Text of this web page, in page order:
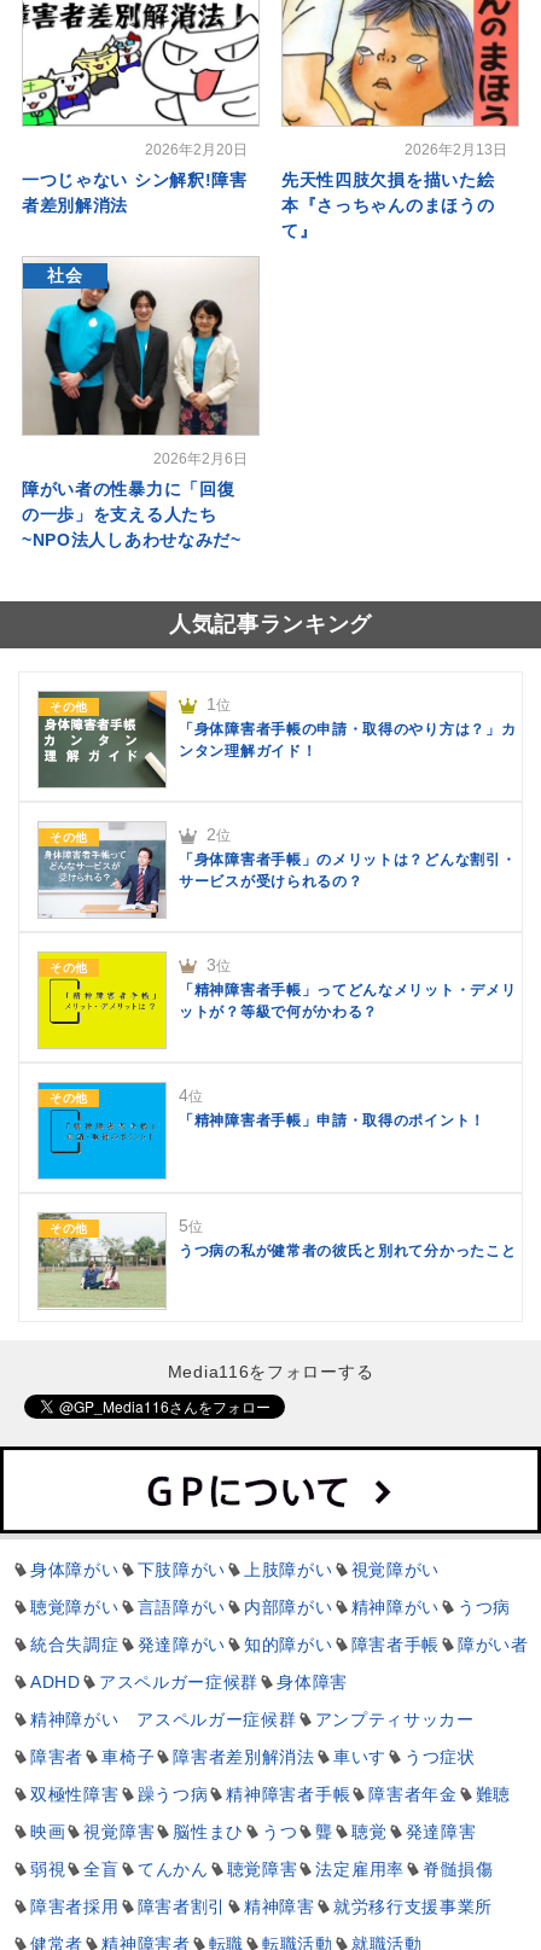
2026年2月20日
一つじゃない シン解釈!障害
者差別解消法
2026年2月13日
先天性四肢欠損を描いた絵
本『さっちゃんのまほうの
て』
社会
2026年2月6日
障がい者の性暴力に「回復
の一歩」を支える人たち
~NPO法人しあわせなみだ~
人気記事ランキング
その他 1位
「身体障害者手帳の申請・取得のやり方は？」カ
ンタン理解ガイド！
その他 2位
「身体障害者手帳」のメリットは？どんな割引・
サービスが受けられるの？
その他 3位
「精神障害者手帳」ってどんなメリット・デメリ
ットが？等級で何がかわる？
その他 4位
「精神障害者手帳」申請・取得のポイント！
その他 5位
うつ病の私が健常者の彼氏と別れて分かったこと
Media116をフォローする
身体障がい 下肢障がい 上肢障がい
視覚障がい
聴覚障がい
言語障がい 内部障がい 精神障がい
うつ病
統合失調症
発達障がい 知的障がい 障害者手帳
障がい者
ADHD
アスペルガー症候群
身体障害
精神障がい アスペルガー症候群
アンプティサッカー
障害者
車椅子 障害者差別解消法 車いす
うつ症状
双極性障害
躁うつ病 精神障害者手帳 障害者年金
難聴
映画
視覚障害 脳性まひ うつ 聾 聴覚
発達障害
弱視
全盲 てんかん 聴覚障害 法定雇用率
脊髄損傷
障害者採用
障害者割引 精神障害
就労移行支援事業所
健常者
精神障害者 転職 転職活動
就職活動